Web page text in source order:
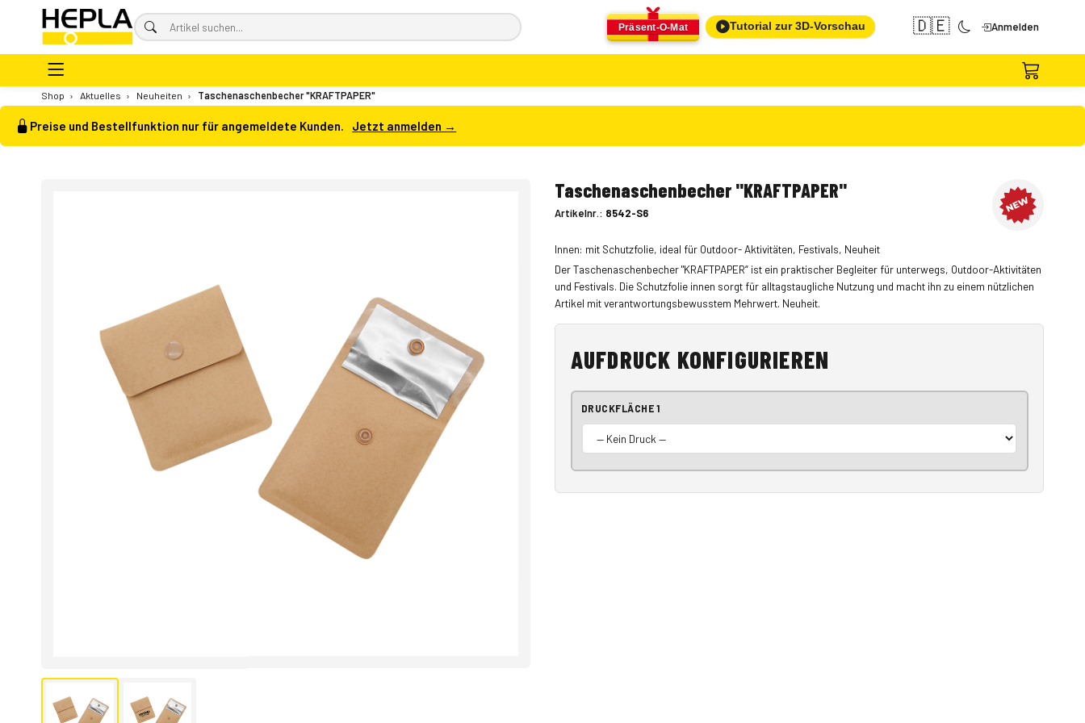
Präsent-O-Mat Tutorial zur 3D-Vorschau 🇩🇪 Anmelden
Shop › Aktuelles › Neuheiten › Taschenaschenbecher "KRAFTPAPER"
Preise und Bestellfunktion nur für angemeldete Kunden. Jetzt anmelden →
Taschenaschenbecher "KRAFTPAPER"
Artikelnr.: 8542-S6
Innen: mit Schutzfolie, ideal für Outdoor- Aktivitäten, Festivals, Neuheit
Der Taschenaschenbecher "KRAFTPAPER“ ist ein praktischer Begleiter für unterwegs, Outdoor-Aktivitäten
und Festivals. Die Schutzfolie innen sorgt für alltagstaugliche Nutzung und macht ihn zu einem nützlichen
Artikel mit verantwortungsbewusstem Mehrwert. Neuheit.
AUFDRUCK KONFIGURIEREN
DRUCKFLÄCHE 1